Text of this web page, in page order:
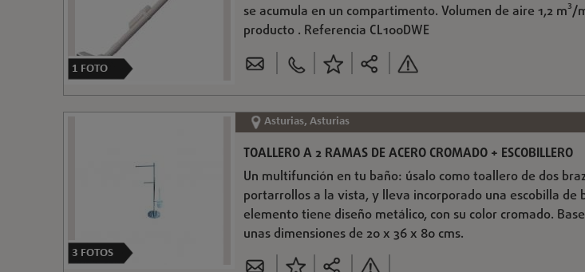
se acumula en un compartimento. Volumen de aire 1,2 m³/
producto . Referencia CL100DWE
1 FOTO
Asturias, Asturias
TOALLERO A 2 RAMAS DE ACERO CROMADO + ESCOBILLERO
Un multifunción en tu baño: úsalo como toallero de dos
portarrollos a la vista, y lleva incorporado una escobilla de
elemento tiene diseño metálico, con su color cromado.
unas dimensiones de 20 x 36 x 80 cms.
3 FOTOS